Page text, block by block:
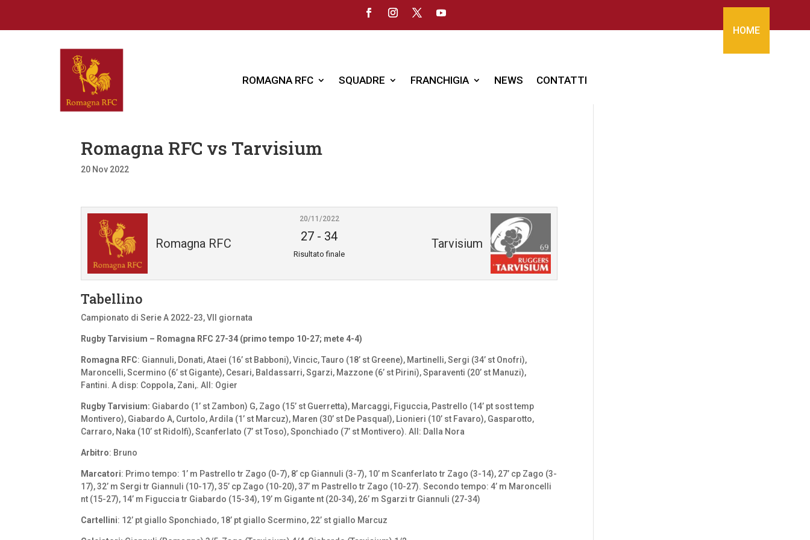
ROMAGNA RFC SQUADRE FRANCHIGIA NEWS CONTATTI
HOME
Romagna RFC vs Tarvisium
20 Nov 2022
Romagna RFC Tarvisium
20/11/2022
27 - 34
Risultato finale
Tabellino
Campionato di Serie A 2022-23, VII giornata
Rugby Tarvisium – Romagna RFC 27-34 (primo tempo 10-27; mete 4-4)
Romagna RFC: Giannuli, Donati, Ataei (16’ st Babboni), Vincic, Tauro (18’ st Greene), Martinelli, Sergi (34’ st Onofri),
Maroncelli, Scermino (6’ st Gigante), Cesari, Baldassarri, Sgarzi, Mazzone (6’ st Pirini), Sparaventi (20’ st Manuzi),
Fantini. A disp: Coppola, Zani,. All: Ogier
Rugby Tarvisium: Giabardo (1’ st Zambon) G, Zago (15’ st Guerretta), Marcaggi, Figuccia, Pastrello (14’ pt sost temp
Montivero), Giabardo A, Curtolo, Ardila (1’ st Marcuz), Maren (30’ st De Pasqual), Lionieri (10’ st Favaro), Gasparotto,
Carraro, Naka (10’ st Ridolfi), Scanferlato (7’ st Toso), Sponchiado (7’ st Montivero). All: Dalla Nora
Arbitro: Bruno
Marcatori: Primo tempo: 1’ m Pastrello tr Zago (0-7), 8’ cp Giannuli (3-7), 10’ m Scanferlato tr Zago (3-14), 27’ cp Zago (3-
17), 32’ m Sergi tr Giannuli (10-17), 35’ cp Zago (10-20), 37’ m Pastrello tr Zago (10-27). Secondo tempo: 4’ m Maroncelli
nt (15-27), 14’ m Figuccia tr Giabardo (15-34), 19’ m Gigante nt (20-34), 26’ m Sgarzi tr Giannuli (27-34)
Cartellini: 12’ pt giallo Sponchiado, 18’ pt giallo Scermino, 22’ st giallo Marcuz